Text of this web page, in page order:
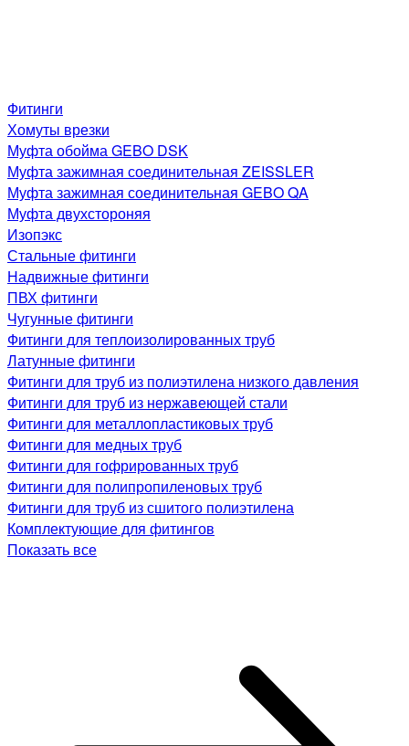
Фитинги
Хомуты врезки
Муфта обойма GEBO DSK
Муфта зажимная соединительная ZEISSLER
Муфта зажимная соединительная GEBO QA
Муфта двухстороняя
Изопэкс
Стальные фитинги
Надвижные фитинги
ПВХ фитинги
Чугунные фитинги
Фитинги для теплоизолированных труб
Латунные фитинги
Фитинги для труб из полиэтилена низкого давления
Фитинги для труб из нержавеющей стали
Фитинги для металлопластиковых труб
Фитинги для медных труб
Фитинги для гофрированных труб
Фитинги для полипропиленовых труб
Фитинги для труб из сшитого полиэтилена
Комплектующие для фитингов
Показать все